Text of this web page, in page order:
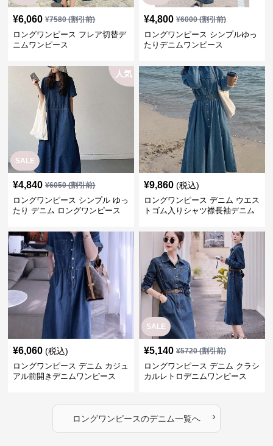
¥6,060 ¥7580(割引前)
ロングワンピース フレア切替デ
ニムワンピース
¥4,800 ¥6000(割引前)
ロングワンピース シンプルゆっ
たりデニムワンピース
SALE
人気
¥4,840 ¥6050(割引前)
ロングワンピース シンプル ゆっ
たり デニム ロングワンピース
¥9,860 (税込)
ロングワンピース デニム ウエス
トゴム入りシャツ襟長袖デニム
¥6,060 (税込)
ロングワンピース デニム カジュ
アル前開きデニムワンピース
SALE
¥5,140 ¥5720(割引前)
ロングワンピース デニム クラシ
カルレトロデニムワンピース
ロングワンピースのデニム一覧へ ›